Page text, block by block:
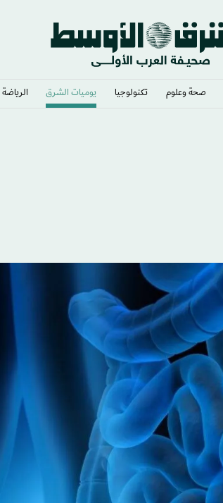
صحة وعلوم تكنولوجيا يوميات الشرق​ الرياضة